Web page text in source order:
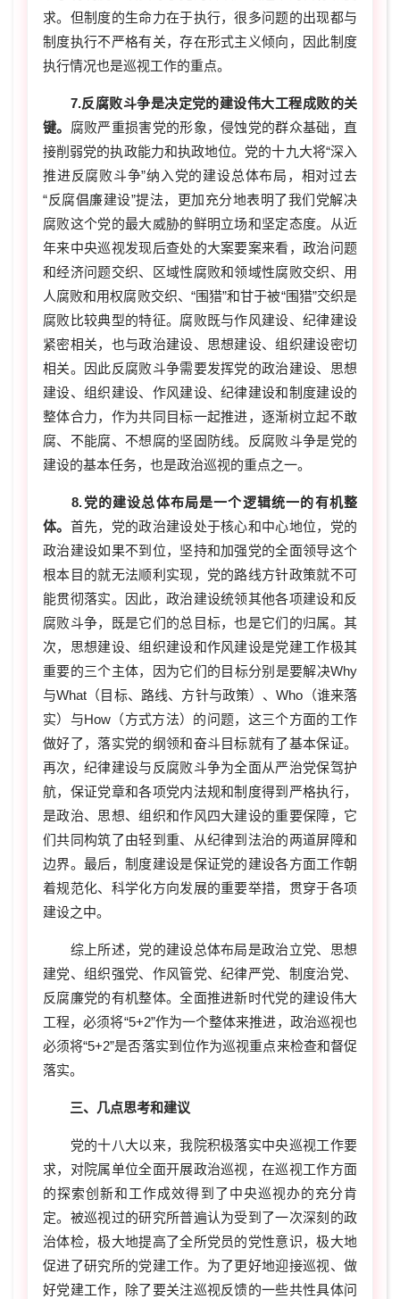
求。但制度的生命力在于执行，很多问题的出现都与
制度执行不严格有关，存在形式主义倾向，因此制度
执行情况也是巡视工作的重点。
7.反腐败斗争是决定党的建设伟大工程成败的关
键。 腐败严重损害党的形象，侵蚀党的群众基础，直
接削弱党的执政能力和执政地位。党的十九大将“深入
推进反腐败斗争”纳入党的建设总体布局，相对过去
“反腐倡廉建设”提法，更加充分地表明了我们党解决
腐败这个党的最大威胁的鲜明立场和坚定态度。从近
年来中央巡视发现后查处的大案要案来看，政治问题
和经济问题交织、区域性腐败和领域性腐败交织、用
人腐败和用权腐败交织、“围猎”和甘于被“围猎”交织是
腐败比较典型的特征。腐败既与作风建设、纪律建设
紧密相关，也与政治建设、思想建设、组织建设密切
相关。因此反腐败斗争需要发挥党的政治建设、思想
建设、组织建设、作风建设、纪律建设和制度建设的
整体合力，作为共同目标一起推进，逐渐树立起不敢
腐、不能腐、不想腐的坚固防线。反腐败斗争是党的
建设的基本任务，也是政治巡视的重点之一。
8.党的建设总体布局是一个逻辑统一的有机整
体。 首先，党的政治建设处于核心和中心地位，党的
政治建设如果不到位，坚持和加强党的全面领导这个
根本目的就无法顺利实现，党的路线方针政策就不可
能贯彻落实。因此，政治建设统领其他各项建设和反
腐败斗争，既是它们的总目标，也是它们的归属。其
次，思想建设、组织建设和作风建设是党建工作极其
重要的三个主体，因为它们的目标分别是要解决Why
与What（目标、路线、方针与政策）、Who（谁来落
实）与How（方式方法）的问题，这三个方面的工作
做好了，落实党的纲领和奋斗目标就有了基本保证。
再次，纪律建设与反腐败斗争为全面从严治党保驾护
航，保证党章和各项党内法规和制度得到严格执行，
是政治、思想、组织和作风四大建设的重要保障，它
们共同构筑了由轻到重、从纪律到法治的两道屏障和
边界。最后，制度建设是保证党的建设各方面工作朝
着规范化、科学化方向发展的重要举措，贯穿于各项
建设之中。
综上所述，党的建设总体布局是政治立党、思想
建党、组织强党、作风管党、纪律严党、制度治党、
反腐廉党的有机整体。全面推进新时代党的建设伟大
工程，必须将“5+2”作为一个整体来推进，政治巡视也
必须将“5+2”是否落实到位作为巡视重点来检查和督促
落实。
三、几点思考和建议
党的十八大以来，我院积极落实中央巡视工作要
求，对院属单位全面开展政治巡视，在巡视工作方面
的探索创新和工作成效得到了中央巡视办的充分肯
定。被巡视过的研究所普遍认为受到了一次深刻的政
治体检，极大地提高了全所党员的党性意识，极大地
促进了研究所的党建工作。为了更好地迎接巡视、做
好党建工作，除了要关注巡视反馈的一些共性具体问